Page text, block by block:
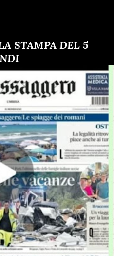
STAMPA DEL 5